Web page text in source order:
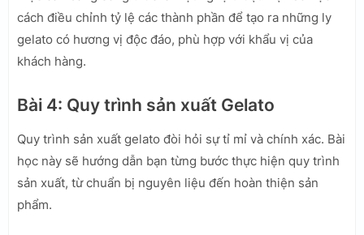
cách điều chỉnh tỷ lệ các thành phần để tạo ra những ly
gelato có hương vị độc đáo, phù hợp với khẩu vị của
khách hàng.
Bài 4: Quy trình sản xuất Gelato
Quy trình sản xuất gelato đòi hỏi sự tỉ mỉ và chính xác. Bài
học này sẽ hướng dẫn bạn từng bước thực hiện quy trình
sản xuất, từ chuẩn bị nguyên liệu đến hoàn thiện sản
phẩm.